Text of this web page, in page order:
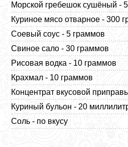
Морской гребешок сушёный -
Куриное мясо отварное - 300
Соевый соус - 5 граммов
Свиное сало - 30 граммов
Рисовая водка - 10 граммов
Крахмал - 10 граммов
Концентрат вкусовой
Куриный бульон - 20
Соль - по вкусу